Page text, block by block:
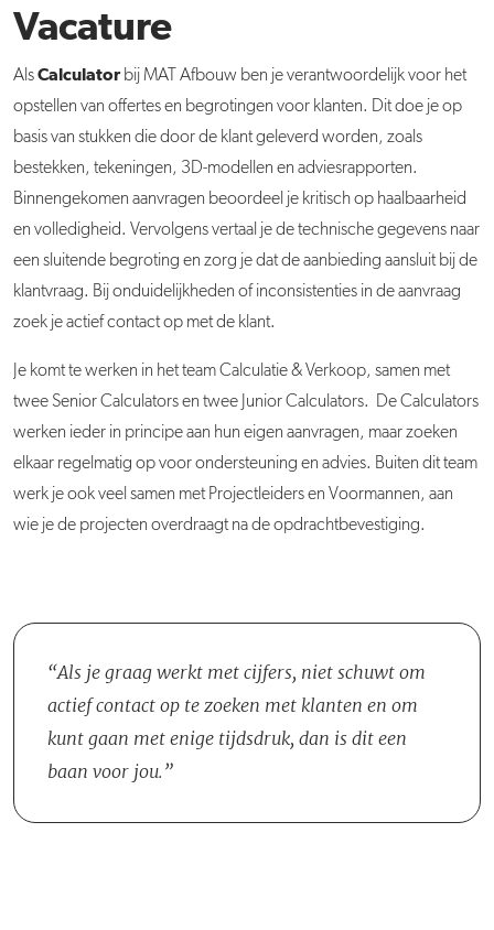
Vacature
AlsCalculator bij MAT Afbouw ben je verantwoordelijk voor het
opstellen van offertes en begrotingen voor klanten. Dit doe je op
basis van stukken die door de klant geleverd worden, zoals
bestekken, tekeningen, 3D-modellen en adviesrapporten.
Binnengekomen aanvragen beoordeel je kritisch op haalbaarheid
en volledigheid. Vervolgens vertaal je de technische gegevens naar
een sluitende begroting en zorg je dat de aanbieding aansluit bij de
klantvraag. Bij onduidelijkheden of inconsistenties in de aanvraag
zoek je actief contact op met de klant.
Je komt te werken in het team Calculatie & Verkoop, samen met
twee Senior Calculators en twee Junior Calculators. De Calculators
werken ieder in principe aan hun eigen aanvragen, maar zoeken
elkaar regelmatig op voor ondersteuning en advies. Buiten dit team
werk je ook veel samen met Projectleiders en Voormannen, aan
wie je de projecten overdraagt na de opdrachtbevestiging.
Als je graag werkt met cijfers, niet schuwt om
actief contact op te zoeken met klanten en om
kunt gaan met enige tijdsdruk, dan is dit een
baan voor jou.